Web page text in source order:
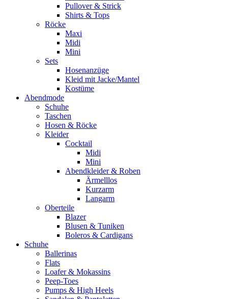
Pullover & Strick
Shirts & Tops
Röcke
Maxi
Midi
Mini
Sets
Hosenanzüge
Kleid mit Jacke/Mantel
Kostüme
Abendmode
Schuhe
Taschen
Hosen & Röcke
Kleider
Cocktail
Midi
Mini
Abendkleider & Roben
Ärmelllos
Kurzarm
Langarm
Oberteile
Blazer
Blusen & Tuniken
Boleros & Cardigans
Schuhe
Ballerinas
Flats
Loafer & Mokassins
Peep-Toes
Pumps & High Heels